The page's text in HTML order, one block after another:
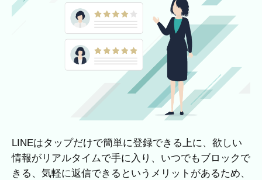
LINEはタップだけで簡単に登録できる上に、欲しい
情報がリアルタイムで手に入り、いつでもブロックで
きる、気軽に返信できるというメリットがあるため、